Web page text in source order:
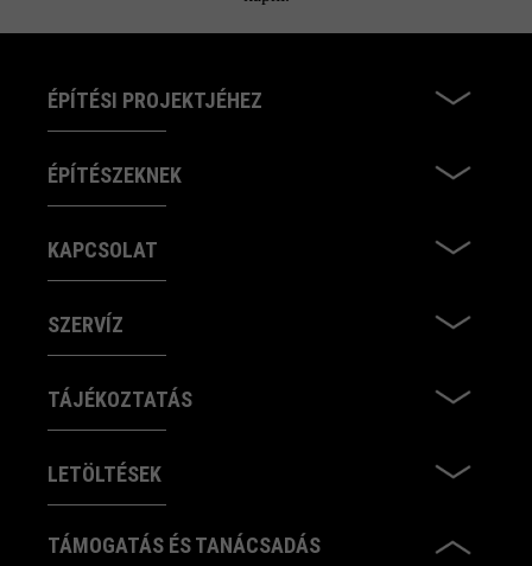
ÉPÍTÉSI PROJEKTJÉHEZ
ÉPÍTÉSZEKNEK
KAPCSOLAT
SZERVÍZ
TÁJÉKOZTATÁS
LETÖLTÉSEK
TÁMOGATÁS ÉS TANÁCSADÁS